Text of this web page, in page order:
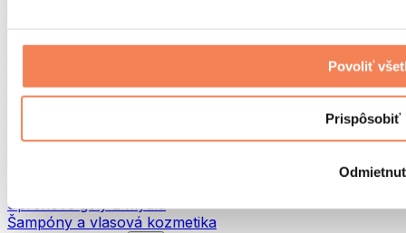
Povoliť
Prispôsobiť
Turistika
Vodné filtre a kanvice
Pracie prostriedky
Sprchové gély a mydlá
Šampóny a vlasová kozmetika